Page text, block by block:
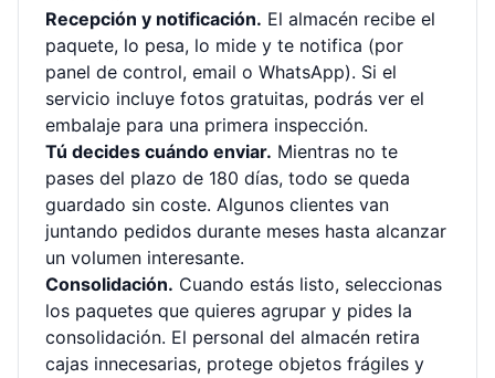
Recepción y notificación. El almacén recibe el
paquete, lo pesa, lo mide y te notifica (por
panel de control, email o WhatsApp). Si el
servicio incluye fotos gratuitas, podrás ver el
embalaje para una primera inspección.
Tú decides cuándo enviar. Mientras no te
pases del plazo de 180 días, todo se queda
guardado sin coste. Algunos clientes van
juntando pedidos durante meses hasta alcanzar
un volumen interesante.
Consolidación. Cuando estás listo, seleccionas
los paquetes que quieres agrupar y pides la
consolidación. El personal del almacén retira
cajas innecesarias, protege objetos frágiles y